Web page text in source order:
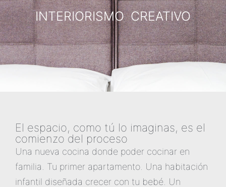
INTERIORISMO CREATIVO
El espacio, como tú lo imaginas, es el
comienzo del proceso
Una nueva cocina donde poder cocinar en
familia. Tu primer apartamento. Una habitación
infantil diseñada crecer con tu bebé. Un